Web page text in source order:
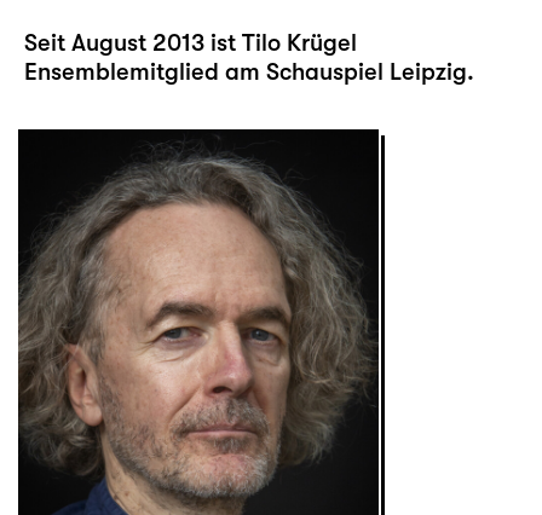
Seit August 2013 ist Tilo Krügel
Ensemblemitglied am Schauspiel Leipzig.